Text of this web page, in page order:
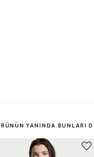
YANINDA BUNLARI